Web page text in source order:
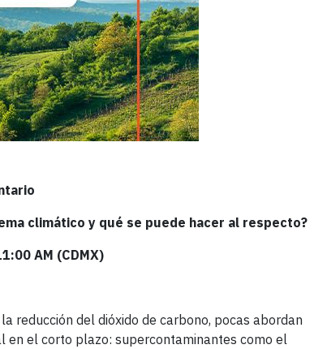
climático y qué se puede hacer al respecto?
AM (CDMX)
reducción del dióxido de carbono, pocas abordan
en el corto plazo: supercontaminantes como el